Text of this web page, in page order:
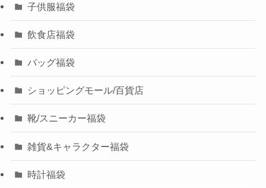
子供服福袋
飲食店福袋
バッグ福袋
ショッピングモール/百貨店
靴/スニーカー福袋
雑貨&キャラクター福袋
時計福袋